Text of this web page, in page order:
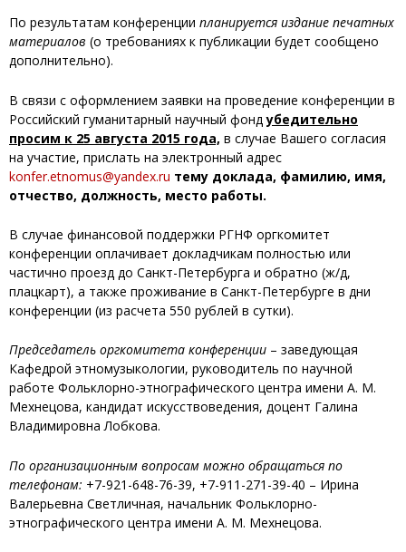
По результатам конференции планируется издание печатных
материалов (о требованиях к публикации будет сообщено
дополнительно).
В связи с оформлением заявки на проведение конференции в
Российский гуманитарный научный фондубедительно
просим к 25 августа 2015 года, в случае Вашего согласия
на участие, прислать на электронный адрес
konfer.etnomus@yandex.ru тему доклада, фамилию, имя,
отчество, должность, место работы.
В случае финансовой поддержки РГНФ оргкомитет
конференции оплачивает докладчикам полностью или
частично проезд до Санкт-Петербурга и обратно (ж/д,
плацкарт), а также проживание в Санкт-Петербурге в дни
конференции (из расчета 550 рублей в сутки).
Председатель оргкомитета конференции – заведующая
Кафедрой этномузыкологии, руководитель по научной
работе Фольклорно-этнографического центра имени А. М.
Мехнецова, кандидат искусствоведения, доцент Галина
Владимировна Лобкова.
По организационным вопросам можно обращаться по
телефонам: +7-921-648-76-39, +7-911-271-39-40 – Ирина
Валерьевна Светличная, начальник Фольклорно-
этнографического центра имени А. М. Мехнецова.